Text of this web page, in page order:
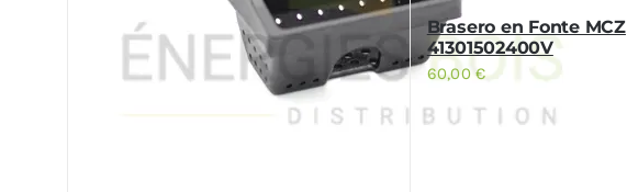
Brasero en Fonte MCZ
41301502400V
60,00€